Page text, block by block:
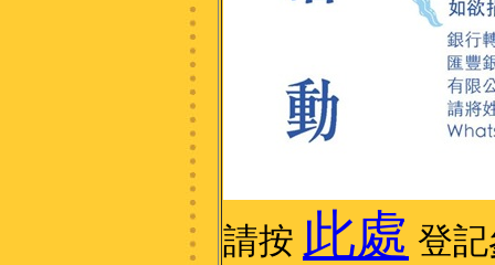
請按 此處 登